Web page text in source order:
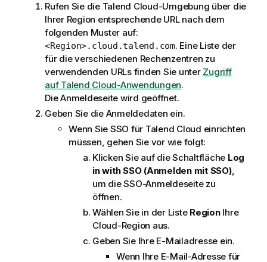
Rufen Sie die Talend Cloud-Umgebung über die
Ihrer Region entsprechende URL nach dem
folgenden Muster auf:
<Region>.cloud.talend.com. Eine Liste der
für die verschiedenen Rechenzentren zu
verwendenden URLs finden Sie unter Zugriff
auf Talend Cloud-Anwendungen.
Die Anmeldeseite wird geöffnet.
Geben Sie die Anmeldedaten ein.
Wenn Sie SSO für Talend Cloud einrichten
müssen, gehen Sie vor wie folgt:
Klicken Sie auf die Schaltfläche Log
in with SSO (Anmelden mit SSO),
um die SSO-Anmeldeseite zu
öffnen.
Wählen Sie in der Liste RegionIhre
Cloud-Region aus.
Geben Sie Ihre E-Mailadresse ein.
Wenn Ihre E-Mail-Adresse für